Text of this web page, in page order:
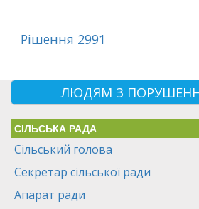
Рішення 2991
ЛЮДЯМ З
СІЛЬСЬКА РАДА
Сільський голова
Секретар сільської ради
Апарат ради